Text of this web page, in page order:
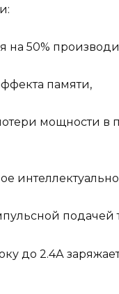
на 50%
памяти,
мощности в
подачей
до 2.4А